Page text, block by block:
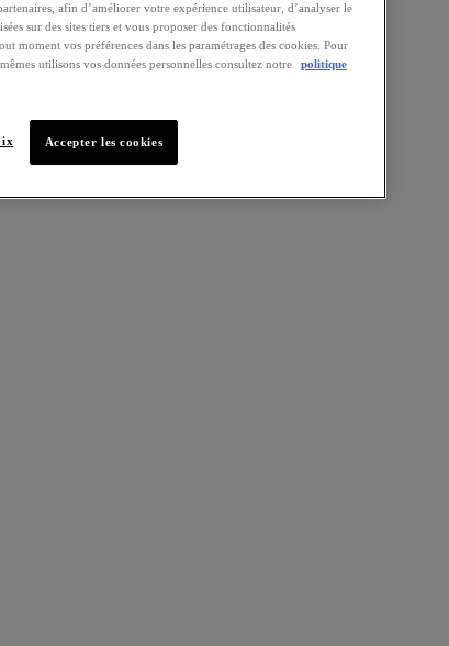
afin d’améliorer votre expérience utilisateur, d’analyser le
sur des sites tiers et vous proposer des fonctionnalités
moment vos préférences dans les paramétrages des cookies. Pour
utilisons vos données personnelles consultez notre
politique
Accepter les cookies